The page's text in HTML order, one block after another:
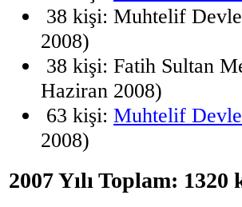
38 kişi: Muhtelif
2008)
38 kişi: Fatih Sultan
Haziran 2008)
63 kişi: Muhtelif
2008)
2007 Yılı Toplam: 1320